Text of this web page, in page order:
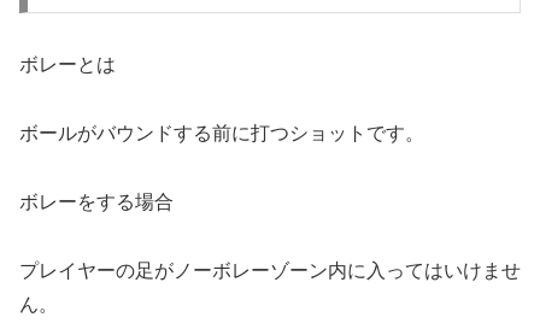
ボレーとは
ボールがバウンドする前に打つショットです。
ボレーをする場合
プレイヤーの足がノーボレーゾーン内に入ってはいけませ
ん。